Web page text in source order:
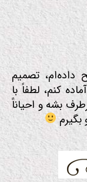
تصمیم
کنم، لطفاً با
بشه و احیاناً
بگیرم